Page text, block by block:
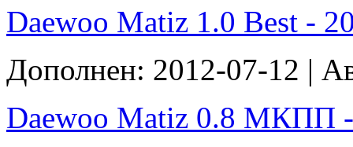
Daewoo Matiz 1.0 Best -
Дополнен: 2012-07-12 |
Daewoo Matiz 0.8 МКПП -